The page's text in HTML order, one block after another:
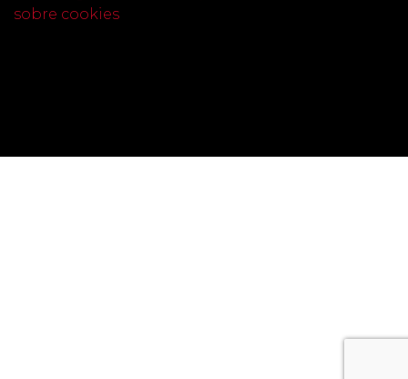
sobre cookies